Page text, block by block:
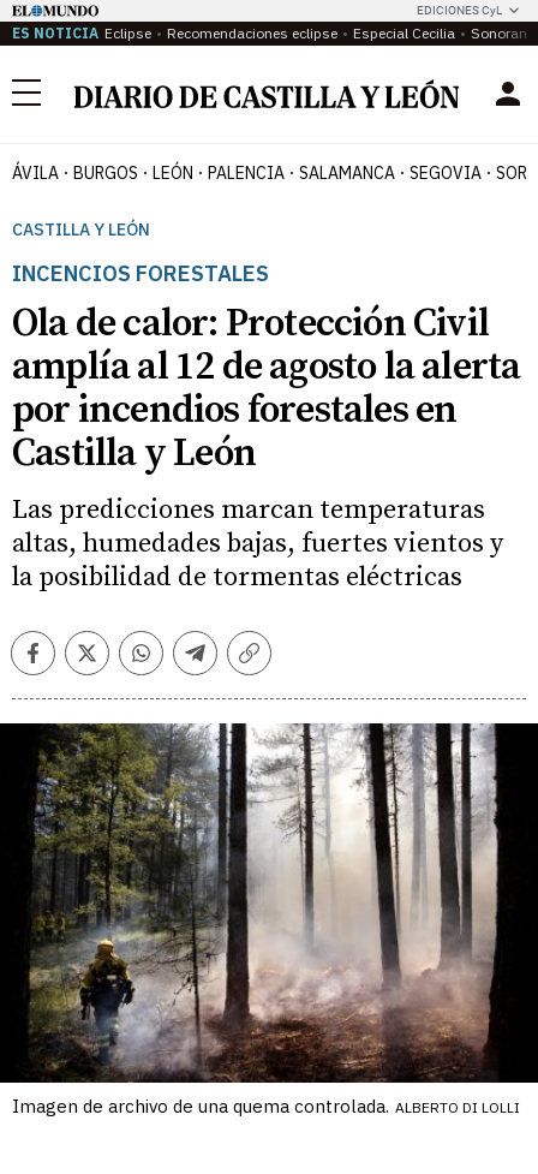
EDICIONES CyL
ES NOTICIA Eclipse Recomendaciones eclipse Especial Cecilia
Menú
ÁVILA BURGOS LEÓN PALENCIA SALAMANCA SEGOVIA
CASTILLA Y LEÓN
INCENCIOS FORESTALES
Ola de calor: Protección Civil
amplía al 12 de agosto la alerta
por incendios forestales en
Castilla y León
Las predicciones marcan temperaturas
altas, humedades bajas, fuertes vientos y
la posibilidad de tormentas eléctricas
FacebookTwitterWhatsappTelegramCopiar
Imagen de archivo de una quema controlada. ALBERTO DI LOLLI